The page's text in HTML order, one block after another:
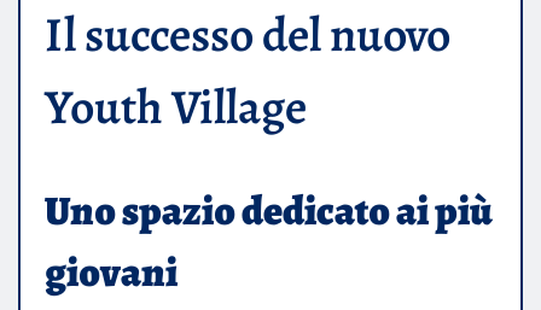
Il successo del nuovo
Youth Village
Uno spazio dedicato ai più
giovani